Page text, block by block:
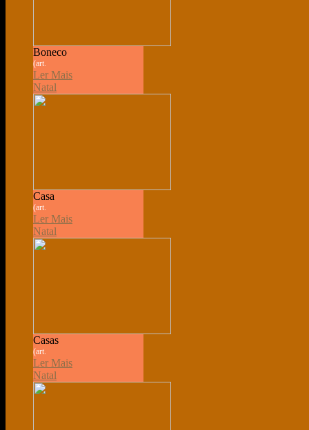
Boneco
(art.
Ler Mais
Natal
Casa
(art.
Ler Mais
Natal
Casas
(art.
Ler Mais
Natal